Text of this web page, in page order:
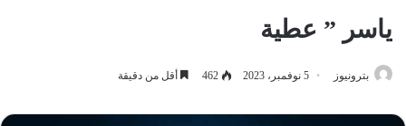
ياسر ” عطية
بترونيوز 5 نوفمبر، 2023 462 أقل من دقيقة